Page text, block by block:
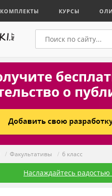
КОМПЛЕКТЫ КУРСЫ
/ Факультативы / 6 класс
Наслаждайтесь